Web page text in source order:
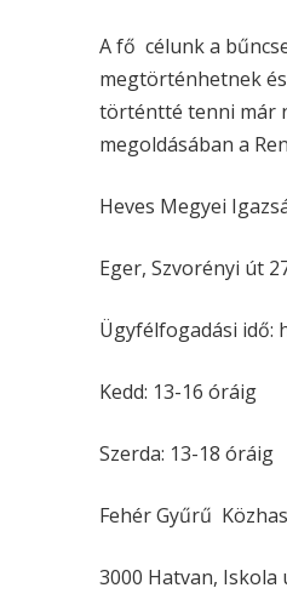
A fő célunk a
megtörténhetnek
történtté tenni már
megoldásában a
Heves Megyei
Eger, Szvorényi út
Ügyfélfogadási idő:
Kedd: 13-16 óráig
Szerda: 13-18 óráig
Fehér Gyűrű
3000 Hatvan, Iskola